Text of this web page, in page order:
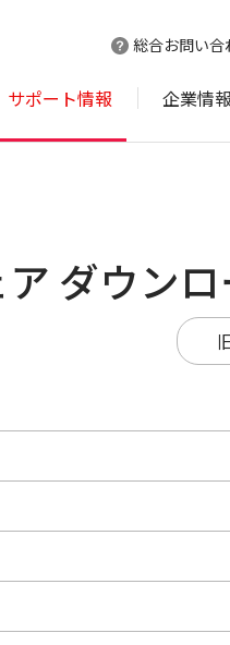
総合お問い合
サポート情報 企業情報
ダウン